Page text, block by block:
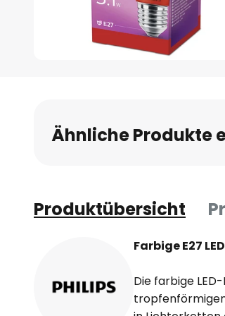
Bildgalerie
springen
Ähnliche Produkte
Produktübersicht
Farbige E27
Die farbige